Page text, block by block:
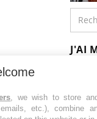
J'AI
, we wish to store
etc.), combine